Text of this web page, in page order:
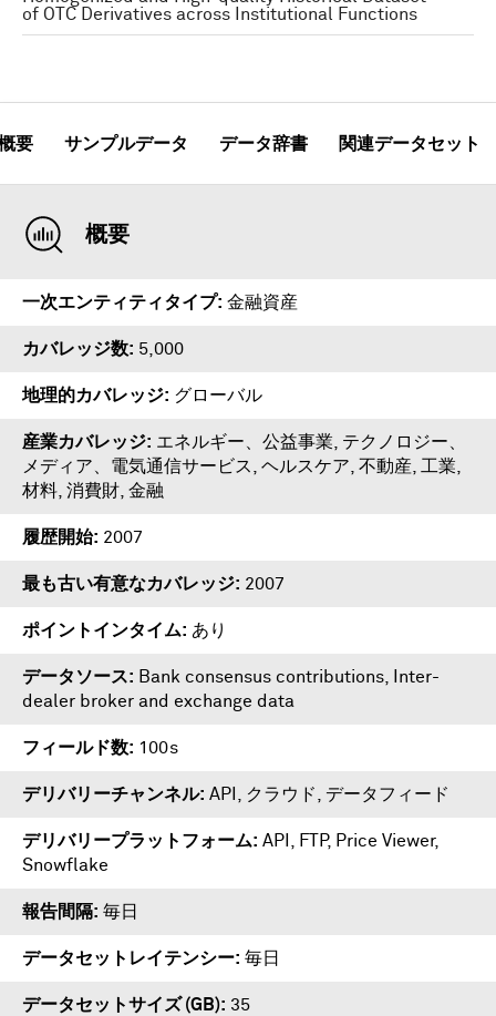
of OTC Derivatives across Institutional Functions
要 サンプルデータ データ辞書 関連データセット
概要
一次エンティティタイプ 金融資産
カバレッジ数 5,000
地理的カバレッジ グローバル
産業カバレッジ
エネルギー、公益事業, テクノロジー、
メディア、電気通信サービス, ヘルスケア, 不動産, 工業,
材料, 消費財, 金融
履歴開始 2007
最も古い有意なカバレッジ 2007
ポイントインタイム あり
データソース
Bank consensus contributions, Inter-
dealer broker and exchange data
フィールド数 100s
デリバリーチャンネル API, クラウド, データフィード
デリバリープラットフォーム API FTP, Price Viewer,
Snowflake
報告間隔 毎日
データセットレイテンシー 毎日
データセットサイズ (GB) 35